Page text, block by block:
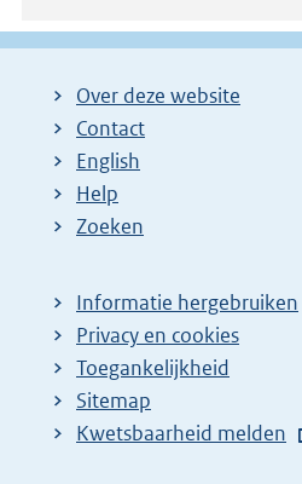
Over deze website
Contact
English
Help
Zoeken
Informatie hergebruiken
Privacy en cookies
Toegankelijkheid
Sitemap
E
Kwetsbaarheid melden